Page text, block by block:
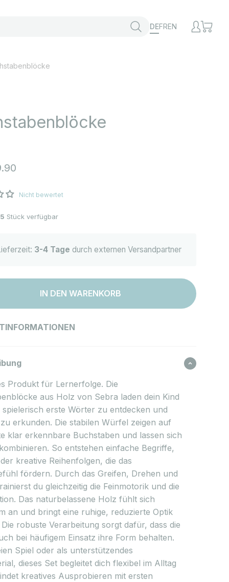
DEFREN
Nicht bewertet
5 Stück verfügbar
3-4 Tage durch externen Versandpartner
IN DEN WARENKORB
Produkt für Lernerfolge. Die
aus Holz von Sebra laden dein Kind
spielerisch erste Wörter zu entdecken und
erkunden. Die stabilen Würfel zeigen auf
klar erkennbare Buchstaben und lassen sich
So entstehen einfache Begriffe,
kreative Reihenfolgen, die das
fördern. Durch das Greifen, Drehen und
du gleichzeitig die Feinmotorik und die
Das naturbelassene Holz fühlt sich
an und bringt eine ruhige, reduzierte Optik
robuste Verarbeitung sorgt dafür, dass die
bei häufigem Einsatz ihre Form behalten.
Spiel oder als unterstützendes
dieses Set begleitet dich flexibel im Alltag
kreatives Ausprobieren mit ersten